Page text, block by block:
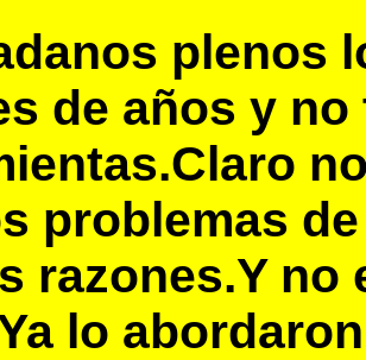
plenos
de años y
problemas
razones.Y no
lo